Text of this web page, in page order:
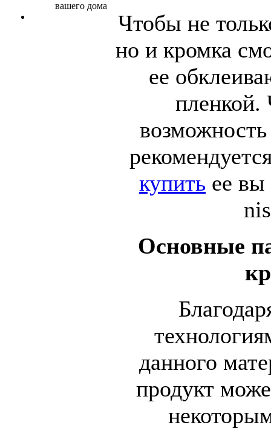
Чтобы не
но и кромка
ее
пленкой.
купить ее вы
Основные
данного
продукт